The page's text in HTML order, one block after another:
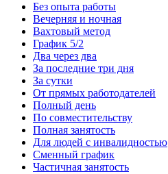
Без опыта работы
Вечерняя и ночная
Вахтовый метод
График 5/2
Два через два
За последние три дня
За сутки
От прямых работодателей
Полный день
По совместительству
Полная занятость
Для людей с инвалидностью
Сменный график
Частичная занятость